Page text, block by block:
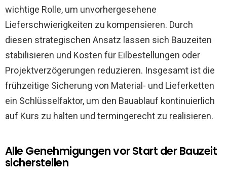
wichtige Rolle, um unvorhergesehene
Lieferschwierigkeiten zu kompensieren. Durch
diesen strategischen Ansatz lassen sich Bauzeiten
stabilisieren und Kosten für Eilbestellungen oder
Projektverzögerungen reduzieren. Insgesamt ist die
frühzeitige Sicherung von Material- und Lieferketten
ein Schlüsselfaktor, um den Bauablauf kontinuierlich
auf Kurs zu halten und termingerecht zu realisieren.
Alle Genehmigungen vor Start der Bauzeit
sicherstellen